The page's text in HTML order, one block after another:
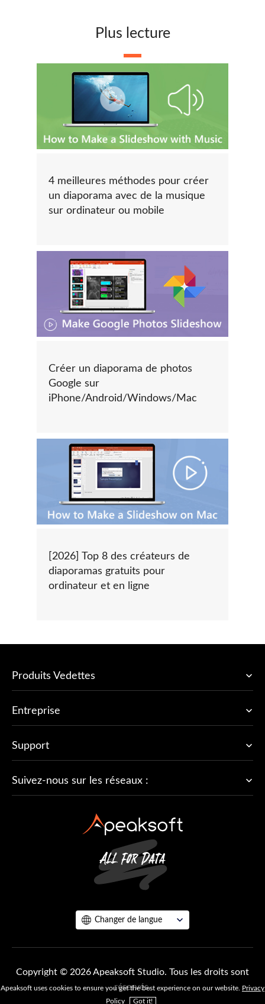
Plus lecture
4 meilleures méthodes pour créer
un diaporama avec de la musique
sur ordinateur ou mobile
Créer un diaporama de photos
Google sur
iPhone/Android/Windows/Mac
[2026] Top 8 des créateurs de
diaporamas gratuits pour
ordinateur et en ligne
Produits Vedettes
Entreprise
Support
Suivez-nous sur les réseaux :
Changer de langue
Copyright © 2026 Apeaksoft Studio. Tous les droits sont
réservés.
Apeaksoft uses cookies to ensure you get the best experience on our website. Privacy
Policy
Got it!